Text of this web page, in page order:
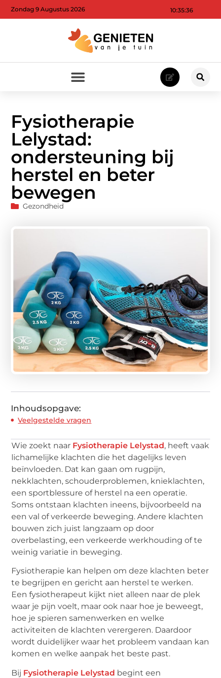
10:35:38
Zondag 9 Augustus 2026
Fysiotherapie
Lelystad:
ondersteuning bij
herstel en beter
bewegen
Gezondheid
Inhoudsopgave:
Veelgestelde vragen
Wie zoekt naar Fysiotherapie Lelystad, heeft vaak
lichamelijke klachten die het dagelijks leven
beïnvloeden. Dat kan gaan om rugpijn,
nekklachten, schouderproblemen, knieklachten,
een sportblessure of herstel na een operatie.
Soms ontstaan klachten ineens, bijvoorbeeld na
een val of verkeerde beweging. Andere klachten
bouwen zich juist langzaam op door
overbelasting, een verkeerde werkhouding of te
weinig variatie in beweging.
Fysiotherapie kan helpen om deze klachten beter
te begrijpen en gericht aan herstel te werken.
Een fysiotherapeut kijkt niet alleen naar de plek
waar je pijn voelt, maar ook naar hoe je beweegt,
hoe je spieren samenwerken en welke
activiteiten de klachten verergeren. Daardoor
wordt duidelijker waar het probleem vandaan kan
komen en welke aanpak het beste past.
Bij Fysiotherapie Lelystad begint een